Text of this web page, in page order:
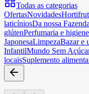
Todas as categorias
OfertasNovidades
laticíniosDa nossa Fazenda
glútenPerfumaria e higiene
JaponesaLimpezaBazar e
InfantilMundo Sem
locaisSuplemento